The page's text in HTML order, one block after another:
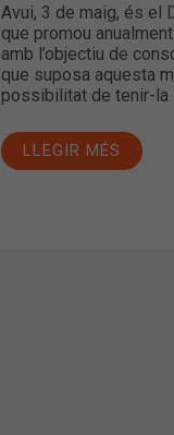
Avui, 3 de maig, és el
que promou
amb l’objectiu de
que suposa aquesta
possibilitat de tenir-la
LLEGIR MÉS